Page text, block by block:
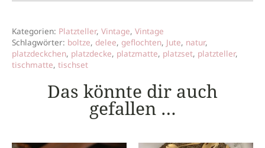
Kategorien: Platzteller, Vintage, Vintage
Schlagwörter: boltze, delee, geflochten, Jute, natur,
platzdeckchen, platzdecke, platzmatte, platzset, platzteller,
tischmatte, tischset
Das könnte dir auch
gefallen …